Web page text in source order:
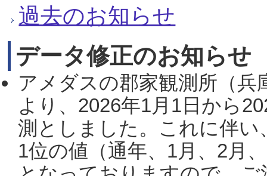
過去のお知らせ
データ修正のお知らせ
アメダスの郡家観測所（
より、2026年1月1日から
測としました。これに伴い
1位の値（通年、1月、2月